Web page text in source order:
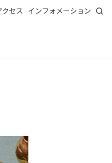
クセス インフォメーション